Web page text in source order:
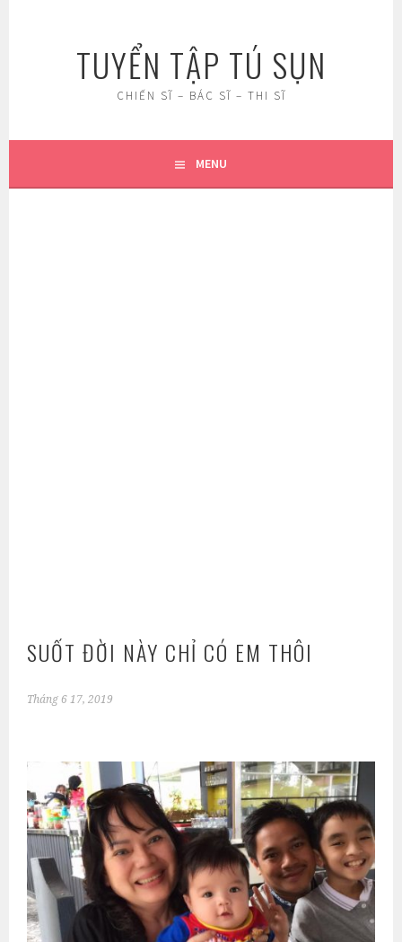
TUYỂN TẬP TÚ SỤN
CHIẾN SĨ – BÁC SĨ – THI SĨ
MENU
SUỐT ĐỜI NÀY CHỈ CÓ EM THÔI
Tháng 6 17, 2019